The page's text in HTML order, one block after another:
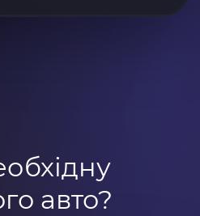
авто?